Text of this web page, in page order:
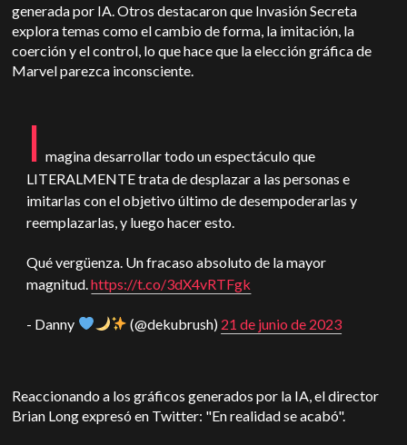
generada por IA. Otros destacaron que Invasión Secreta
explora temas como el cambio de forma, la imitación, la
coerción y el control, lo que hace que la elección gráfica de
Marvel parezca inconsciente.
I magina desarrollar todo un espectáculo que
LITERALMENTE trata de desplazar a las personas e
imitarlas con el objetivo último de desempoderarlas y
reemplazarlas, y luego hacer esto.
Qué vergüenza. Un fracaso absoluto de la mayor
magnitud.https://t.co/3dX4vRTFgk
- Danny (@dekubrush) 21 de junio de 2023
Reaccionando a los gráficos generados por la IA, el director
Brian Long expresó en Twitter: "En realidad se acabó".